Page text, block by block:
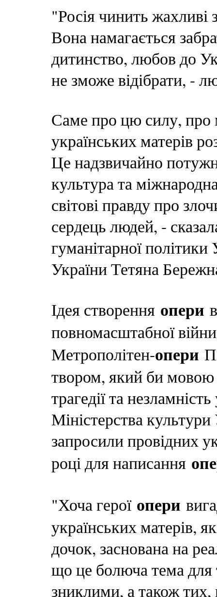
"Росія чинить жахливі
Вона намагається
дитинство, любов до
не зможе відібрати, -
Саме про цю силу, про
українських матерів
Це надзвичайно
культура та
світові правду про
сердець людей, -
гуманітарної
України Тетяна
Ідея створення опери
повномасштабної
Метрополітен-опери
твором, який би мовою
трагедії та
Міністерства
запросили провідних
році для написання
"Хоча герої опери
українських матерів,
дочок, заснована на
що це болюча тема для
зниклими, а також